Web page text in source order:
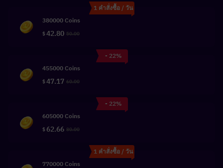
1 คำสั่งซื้อ / วัน
380000 Coins
$42.80 50.00
- 22%
455000 Coins
$47.17 60.00
- 22%
605000 Coins
$ 62.66 80.00
1 คำสั่งซื้อ / วัน
770000 Coins